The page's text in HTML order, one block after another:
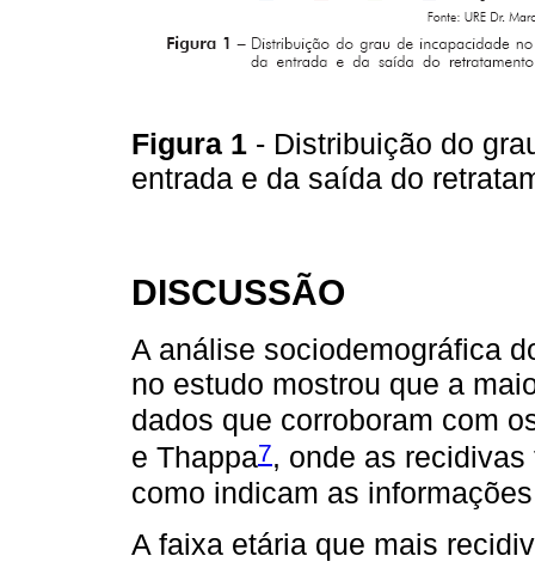
Figura 1 - Distribuição do
entrada e da saída do
DISCUSSÃO
A análise sociodemográfica
no estudo mostrou que a
dados que corroboram com
e Thappa7, onde as
como indicam as
A faixa etária que mais